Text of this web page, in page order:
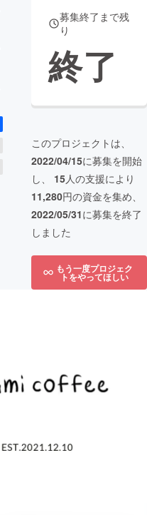
募集終了まで残
り
終了
このプロジェクトは、
2022/04/15に募集を開始
し、 15人の支援により
11,280円の資金を集め、
2022/05/31に募集を終了
しました
もう一度プロジェク
トをやってほしい